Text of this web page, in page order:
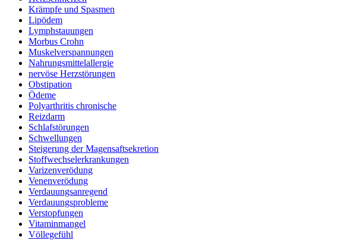
Krämpfe und Spasmen
Lipödem
Lymphstauungen
Morbus Crohn
Muskelverspannungen
Nahrungsmittelallergie
nervöse Herzstörungen
Obstipation
Ödeme
Polyarthritis chronische
Reizdarm
Schlafstörungen
Schwellungen
Steigerung der Magensaftsekretion
Stoffwechselerkrankungen
Varizenverödung
Venenverödung
Verdauungsanregend
Verdauungsprobleme
Verstopfungen
Vitaminmangel
Völlegefühl